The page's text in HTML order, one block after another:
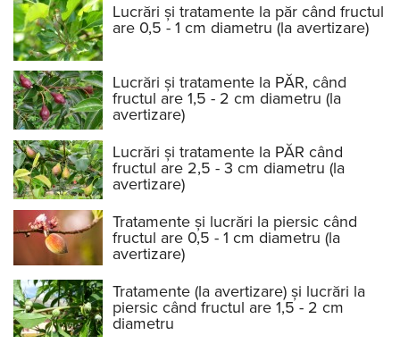
Lucrări și tratamente la păr când fructul
are 0,5 - 1 cm diametru (la avertizare)
Lucrări și tratamente la PĂR, când
fructul are 1,5 - 2 cm diametru (la
avertizare)
Lucrări și tratamente la PĂR când
fructul are 2,5 - 3 cm diametru (la
avertizare)
Tratamente și lucrări la piersic când
fructul are 0,5 - 1 cm diametru (la
avertizare)
Tratamente (la avertizare) și lucrări la
piersic când fructul are 1,5 - 2 cm
diametru